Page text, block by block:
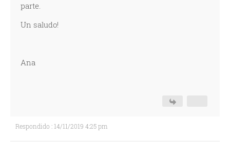
parte.
Un saludo!
Ana
Respondido : 14/11/2019 4:25 pm